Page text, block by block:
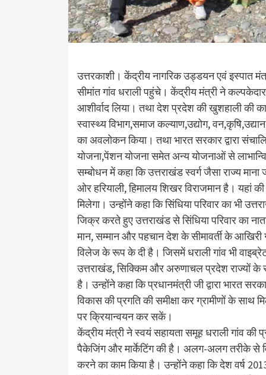
उत्तरकाशी। केंद्रीय नागरिक उड्डयन एवं इस्पात
सीमांत गांव धराली पहुंचे। केंद्रीय मंत्री ने
आशीर्वाद लिया। तथा देश प्रदेश की खुशहाली की
स्वास्थ्य विभाग,समाज कल्याण,उद्योग,
का अवलोकन किया। तथा भारत सरकार द्वारा
योजना,पेंशन योजना समेत अन्य योजनाओं से
सम्बोधन में कहा कि उत्तराखंड स्वर्ग जैसा राज्य
ओर हरियाली, हिमालय शिखर विराजमान है। यहां
मिलेगा। उन्होंने कहा कि सिंधिया परिवार का भी
जिक्र करते हुए उत्तराखंड से सिंधिया परिवार का
मान, सम्मान और पहचान देश के सीमावर्ती के
विलेज के रूप के दी है। जिसमें धराली गांव भी
उत्तराखंड, सिक्किम और अरुणाचल प्रदेश राज्यों के
है। उन्होंने कहा कि प्रधानमंत्री जी द्वारा भारत
विकास की प्रगति की समीक्षा कर ग्रामीणों के
पर क्रियान्वयन कर सकें।
केंद्रीय मंत्री ने स्वयं सहायता समूह धराली गांव की
पैकेजिंग और मार्केटिंग की है। अलग-अलग तरीके से
करने का काम किया है। उन्होंने कहा कि देश वर्ष